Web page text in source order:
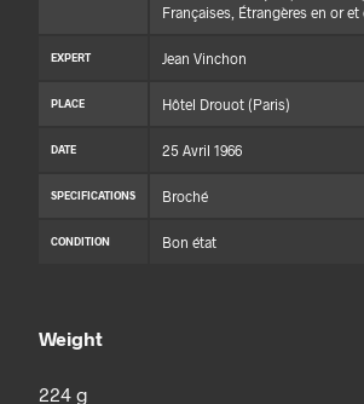
Françaises, Étrangères en or et
EXPERT Jean Vinchon
PLACE Hôtel Drouot (Paris)
DATE 25 Avril 1966
SPECIFICATIONS Broché
CONDITION Bon état
Weight
224 g